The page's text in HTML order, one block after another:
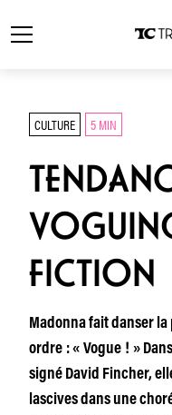
CULTURE 5 MIN
FICTION
Madonna fait danser la
ordre : « Vogue ! »
signé David Fincher,
lascives dans une